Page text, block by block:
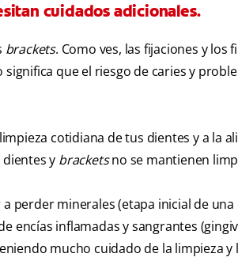
cuidados adicionales.
brackets. Como ves, las fijaciones y
significa que el riesgo de caries y
cotidiana de tus dientes y a la
dientes y bracketsno se mantienen
perder minerales (etapa inicial de
encías inflamadas y sangrantes
mucho cuidado de la limpieza y